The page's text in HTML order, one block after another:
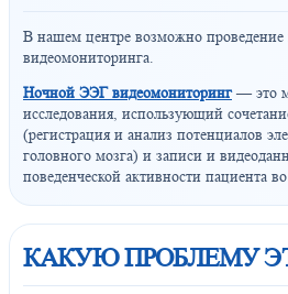
В нашем центре возможно
видеомониторинга.
Ночной ЭЭГ видеомониторинг— это
исследования, использующий
(регистрация и анализ потенциалов
головного мозга) и записи и
поведенческой активности пациента во
КАКУЮ ПРОБЛЕМУ